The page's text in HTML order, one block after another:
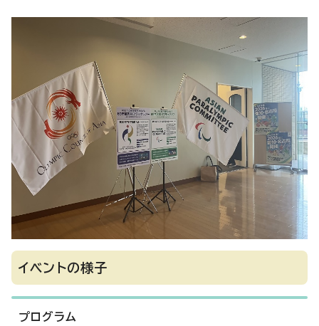
イベントの様子
プログラム